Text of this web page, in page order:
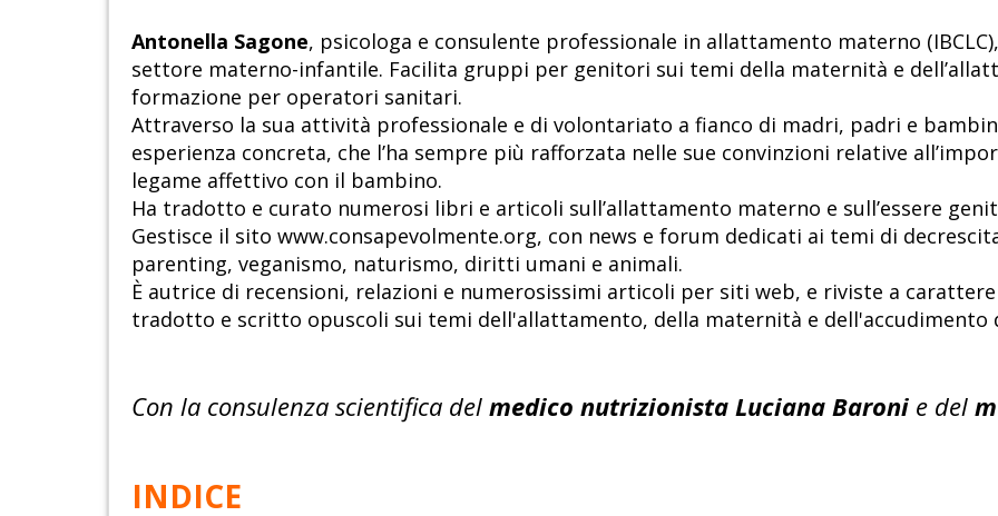
Antonella Sagone, psicologa e consulente professionale in allattamento materno
settore materno-infantile. Facilita gruppi per genitori sui temi della maternità e
formazione per operatori sanitari.
Attraverso la sua attività professionale e di volontariato a fianco di madri, padri e
esperienza concreta, che l’ha sempre più rafforzata nelle sue convinzioni relative
legame affettivo con il bambino.
Ha tradotto e curato numerosi libri e articoli sull’allattamento materno e sull’essere
Gestisce il sito www.consapevolmente.org, con news e forum dedicati ai temi di
parenting, veganismo, naturismo, diritti umani e animali.
È autrice di recensioni, relazioni e numerosissimi articoli per siti web, e riviste a
tradotto e scritto opuscoli sui temi dell'allattamento, della maternità e dell'accudimento
Con la consulenza scientifica del medico nutrizionista Luciana Baroni e del
INDICE